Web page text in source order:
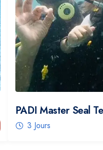
PADI Master Seal
3 Jours